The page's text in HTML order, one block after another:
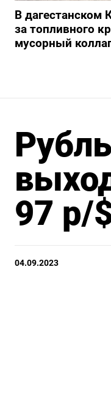
В дагестанском
за топливного
мусорный
97 р/
04.09.2023